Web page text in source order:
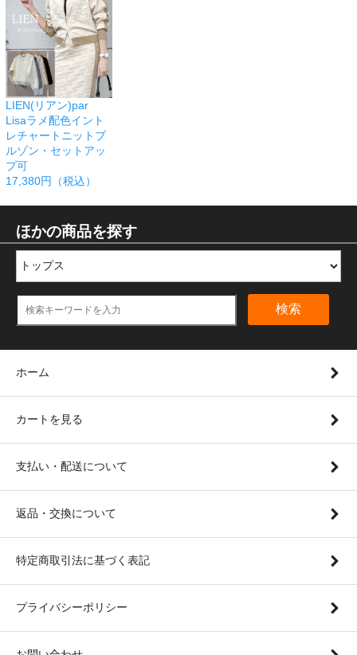
LIEN(リアン)par
Lisaラメ配色イント
レチャートニットブ
ルゾン・セットアッ
プ可
17,380円（税込）
ほかの商品を探す
検索
ホーム
カートを見る
支払い・配送について
返品・交換について
特定商取引法に基づく表記
プライバシーポリシー